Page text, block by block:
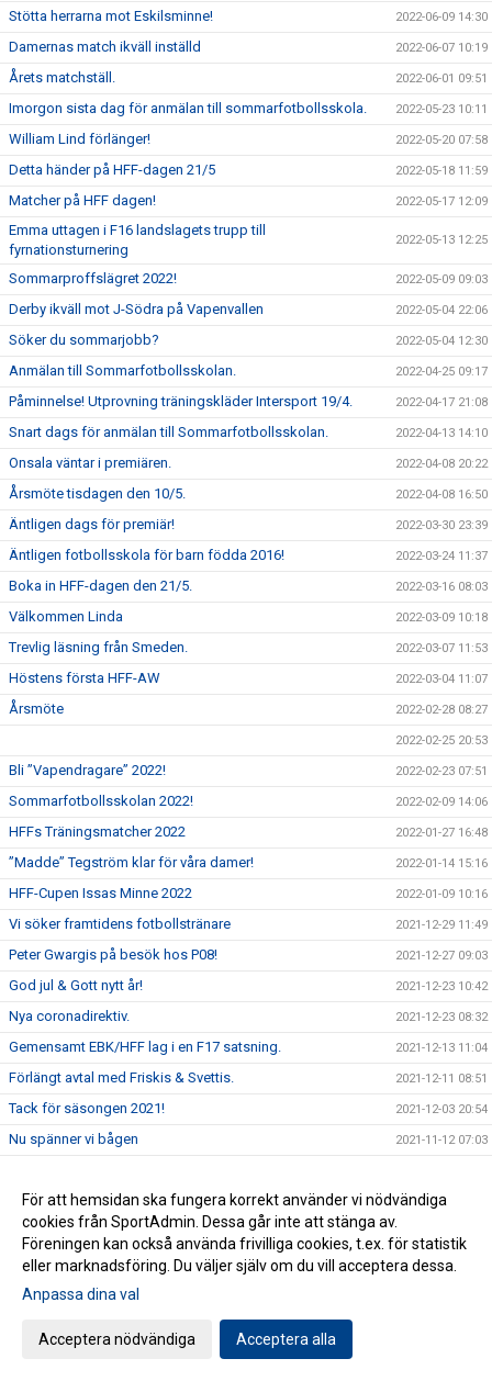
Stötta herrarna mot Eskilsminne! 2022-06-09 14:30
Damernas match ikväll inställd 2022-06-07 10:19
Årets matchställ. 2022-06-01 09:51
Imorgon sista dag för anmälan till sommarfotbollsskola. 2022-05-23 10:11
William Lind förlänger! 2022-05-20 07:58
Detta händer på HFF-dagen 21/5 2022-05-18 11:59
Matcher på HFF dagen! 2022-05-17 12:09
Emma uttagen i F16 landslagets trupp till
fyrnationsturnering
2022-05-13 12:25
Sommarproffslägret 2022! 2022-05-09 09:03
Derby ikväll mot J-Södra på Vapenvallen 2022-05-04 22:06
Söker du sommarjobb? 2022-05-04 12:30
Anmälan till Sommarfotbollsskolan. 2022-04-25 09:17
Påminnelse! Utprovning träningskläder Intersport 19/4. 2022-04-17 21:08
Snart dags för anmälan till Sommarfotbollsskolan. 2022-04-13 14:10
Onsala väntar i premiären. 2022-04-08 20:22
Årsmöte tisdagen den 10/5. 2022-04-08 16:50
Äntligen dags för premiär! 2022-03-30 23:39
Äntligen fotbollsskola för barn födda 2016! 2022-03-24 11:37
Boka in HFF-dagen den 21/5. 2022-03-16 08:03
Välkommen Linda 2022-03-09 10:18
Trevlig läsning från Smeden. 2022-03-07 11:53
Höstens första HFF-AW 2022-03-04 11:07
Årsmöte 2022-02-28 08:27
2022-02-25 20:53
Bli ”Vapendragare” 2022! 2022-02-23 07:51
Sommarfotbollsskolan 2022! 2022-02-09 14:06
HFFs Träningsmatcher 2022 2022-01-27 16:48
”Madde” Tegström klar för våra damer! 2022-01-14 15:16
HFF-Cupen Issas Minne 2022 2022-01-09 10:16
Vi söker framtidens fotbollstränare 2021-12-29 11:49
Peter Gwargis på besök hos P08! 2021-12-27 09:03
God jul & Gott nytt år! 2021-12-23 10:42
Nya coronadirektiv. 2021-12-23 08:32
Gemensamt EBK/HFF lag i en F17 satsning. 2021-12-13 11:04
Förlängt avtal med Friskis & Svettis. 2021-12-11 08:51
Tack för säsongen 2021! 2021-12-03 20:54
Nu spänner vi bågen 2021-11-12 07:03
JDM-Guld till HFF! 2021-10-29 07:15
William Lind uttagen till regionalt läger. 2021-10-25 07:59
Finns fortfarande häften kvar! 2021-10-19 11:23
Förändringar inom herr organisationen.
Emma till landslaget - Rebecca till Bosön!
För att hemsidan ska fungera korrekt använder vi nödvändiga
cookies från SportAdmin. Dessa går inte att stänga av.
Föreningen kan också använda frivilliga cookies, t.ex. för statistik
eller marknadsföring. Du väljer själv om du vill acceptera dessa.
Anpassa dina val
Acceptera nödvändiga Acceptera alla